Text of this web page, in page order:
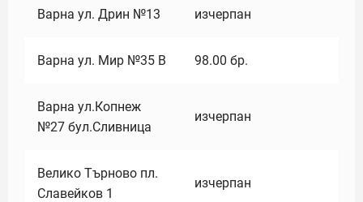
Варна ул. Дрин №13 изчерпан
Варна ул. Мир №35 В 98.00 бр.
Варна ул.Копнеж
№27 бул.Сливница
изчерпан
Велико Търново пл.
Славейков 1
изчерпан